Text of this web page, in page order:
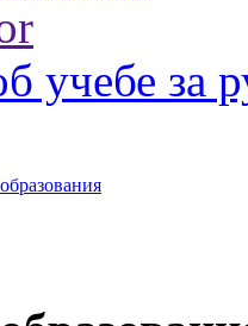
учебе за